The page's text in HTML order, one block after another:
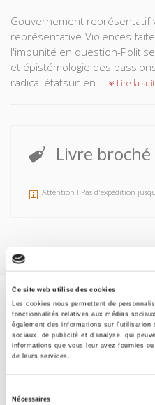
Ce site web utilise des cookies
Les cookies nous permettent de
fonctionnalités relatives aux médias
également des informations sur l'utilisation
sociaux, de publicité et d'analyse, qui
informations que vous leur avez fournies
de leurs services.
Nécessaires
Gouvernement représentatif
représentative-Violences
l'impunité en question-
et épistémologie des
radical étatsunien
Lire la
Livre broché
Attention ! Pas d'expédition
Spécifications
Formats